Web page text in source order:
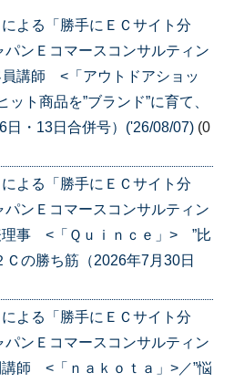
よる「勝手にＥＣサイト分
ンＥコマースコンサルティン
講師 <「アウトドアショッ
ト商品を”ブランド”に育て、
日・13日合併号）('26/08/07) (0
よる「勝手にＥＣサイト分
ンＥコマースコンサルティン
事 <「Ｑｕｉｎｃｅ」> ”比
Ｃの勝ち筋（2026年7月30日
よる「勝手にＥＣサイト分
ンＥコマースコンサルティン
師 <「ｎａｋｏｔａ」>／”悩